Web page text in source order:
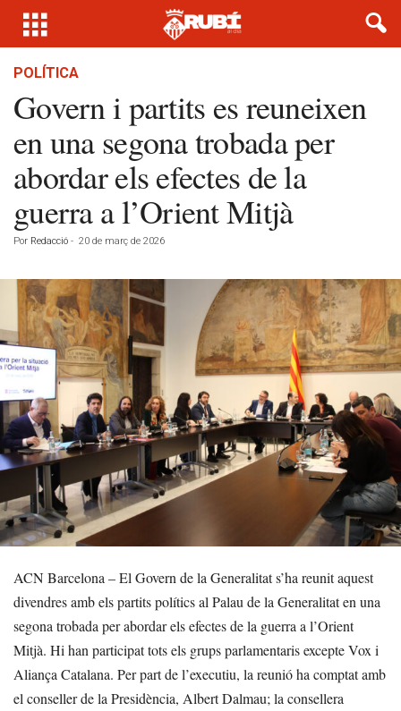
POLÍTICA
Govern i partits es reuneixen
en una segona trobada per
abordar els efectes de la
guerra a l’Orient Mitjà
Por Redacció - 20 de març de 2026
ACN Barcelona – El Govern de la Generalitat s’ha reunit aquest
divendres amb els partits polítics al Palau de la Generalitat en una
segona trobada per abordar els efectes de la guerra a l’Orient
Mitjà. Hi han participat tots els grups parlamentaris excepte Vox i
Aliança Catalana. Per part de l’executiu, la reunió ha comptat amb
el conseller de la Presidència, Albert Dalmau; la consellera